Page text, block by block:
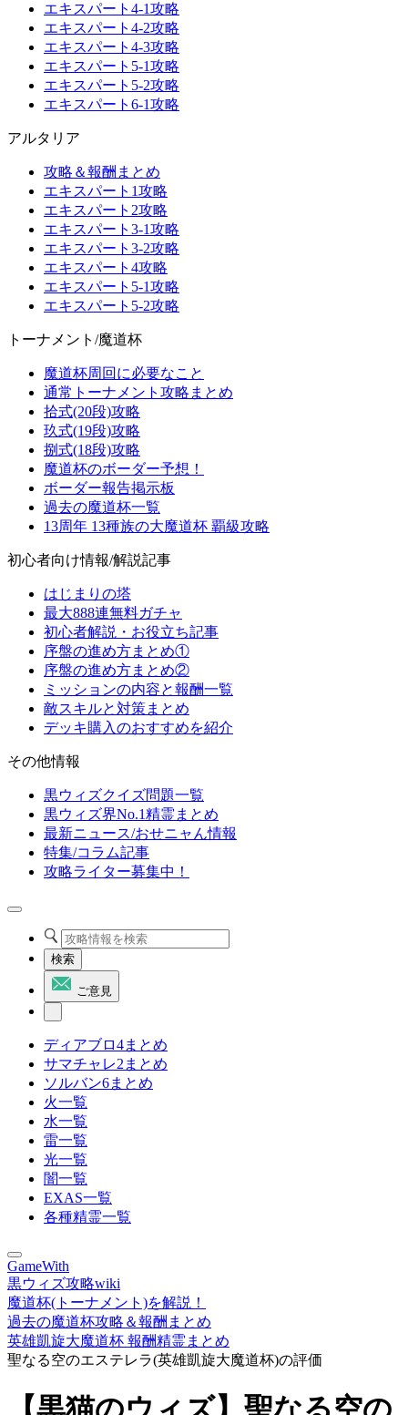
エキスパート4-1攻略
エキスパート4-2攻略
エキスパート4-3攻略
エキスパート5-1攻略
エキスパート5-2攻略
エキスパート6-1攻略
アルタリア
攻略＆報酬まとめ
エキスパート1攻略
エキスパート2攻略
エキスパート3-1攻略
エキスパート3-2攻略
エキスパート4攻略
エキスパート5-1攻略
エキスパート5-2攻略
トーナメント/魔道杯
魔道杯周回に必要なこと
通常トーナメント攻略まとめ
拾式(20段)攻略
玖式(19段)攻略
捌式(18段)攻略
魔道杯のボーダー予想！
ボーダー報告掲示板
過去の魔道杯一覧
13周年 13種族の大魔道杯 覇級攻略
初心者向け情報/解説記事
はじまりの塔
最大888連無料ガチャ
初心者解説・お役立ち記事
序盤の進め方まとめ①
序盤の進め方まとめ②
ミッションの内容と報酬一覧
敵スキルと対策まとめ
デッキ購入のおすすめを紹介
その他情報
黒ウィズクイズ問題一覧
黒ウィズ界No.1精霊まとめ
最新ニュース/おせニャん情報
特集/コラム記事
攻略ライター募集中！
検索
ご意見
ディアブロ4まとめ
サマチャレ2まとめ
ソルバン6まとめ
火一覧
水一覧
雷一覧
光一覧
闇一覧
EXAS一覧
各種精霊一覧
GameWith
黒ウィズ攻略wiki
魔道杯(トーナメント)を解説！
過去の魔道杯攻略＆報酬まとめ
英雄凱旋大魔道杯 報酬精霊まとめ
聖なる空のエステレラ(英雄凱旋大魔道杯)の評価